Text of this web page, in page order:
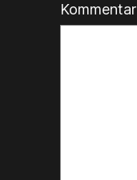
Kommentar